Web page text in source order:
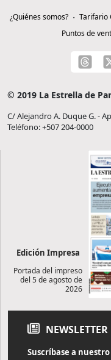
¿Quiénes somos? Tarifario
Puntos de
© 2019 La Estrella de
C/ Alejandro A. Duque G. -
Teléfono: +507 204-0000
Edición Impresa
Portada del impreso
del 5 de agosto de
2026
NEWSLETTER
Suscríbase a